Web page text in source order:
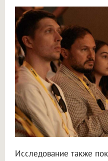
Исследование также